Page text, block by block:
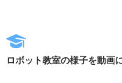
ロボット教室の様子を動画